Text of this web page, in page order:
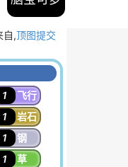
自,顶图提交
1
飞行
1
岩石
1
钢
1
草